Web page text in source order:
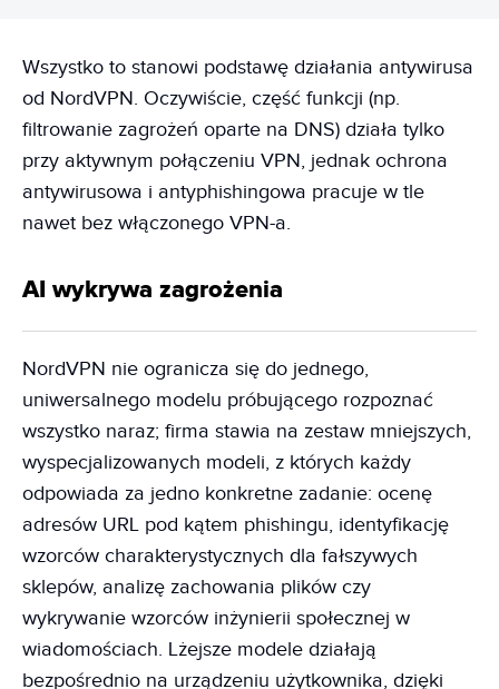
Wszystko to stanowi podstawę działania antywirusa
od NordVPN. Oczywiście, część funkcji (np.
filtrowanie zagrożeń oparte na DNS) działa tylko
przy aktywnym połączeniu VPN, jednak ochrona
antywirusowa i antyphishingowa pracuje w tle
nawet bez włączonego VPN-a.
AI wykrywa zagrożenia
NordVPN nie ogranicza się do jednego,
uniwersalnego modelu próbującego rozpoznać
wszystko naraz; firma stawia na zestaw mniejszych,
wyspecjalizowanych modeli, z których każdy
odpowiada za jedno konkretne zadanie: ocenę
adresów URL pod kątem phishingu, identyfikację
wzorców charakterystycznych dla fałszywych
sklepów, analizę zachowania plików czy
wykrywanie wzorców inżynierii społecznej w
wiadomościach. Lżejsze modele działają
bezpośrednio na urządzeniu użytkownika, dzięki